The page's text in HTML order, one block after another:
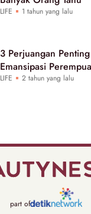
LIFE 1 tahun yang lalu
3 Perjuangan
Emansipasi
LIFE 2 tahun yang lalu
part of